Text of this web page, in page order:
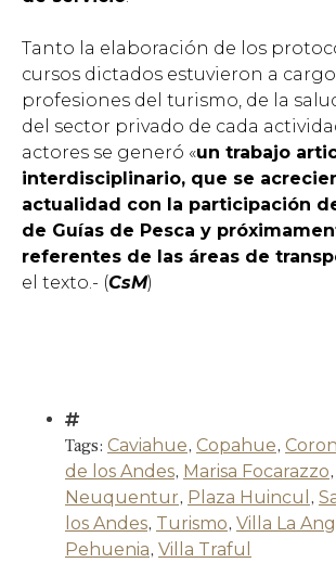
Tanto la elaboración de los
cursos dictados estuvieron a
profesiones del turismo, de la
del sector privado de cada
actores se generó «un trabajo
interdisciplinario, que se
actualidad con la participación
de Guías de Pesca y
referentes de las áreas de
el texto.- (CsM)
Tags: Caviahue, Copahue,
de los Andes, Marisa Focarazzo,
Neuquentur, Plaza Huincul ,
los Andes, Turismo, Villa La
Pehuenia, Villa Traful